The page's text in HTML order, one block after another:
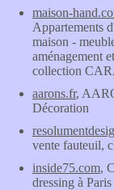
maison-
Appartements
maison -
aménagement
collection
aarons.fr,
Décoration
vente fauteuil,
inside75.com,
dressing à Paris